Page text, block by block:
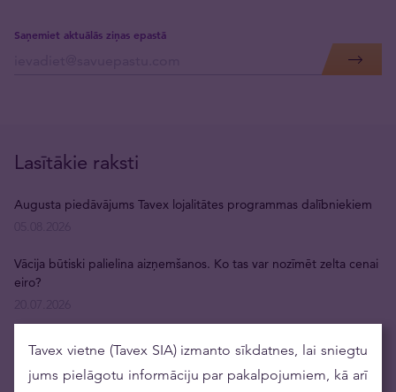
Saņemiet aktuālās ziņas epastā
Lasītākie raksti
Augusta piedāvājums Tavex lojalitātes programmas dalībniekiem
Vācija būtiski palielina aizņemšanos. Ko tas var nozīmēt zelta cenai
eiro?
Argor-Heraeus pirmo reizi pēc daudziem gadiem atjauno savu
investīciju dārgmetālu stieņu dizainu
16.07.2026
Tavex vietne (Tavex SIA) izmanto sīkdatnes, lai sniegtu
jums pielāgotu informāciju par pakalpojumiem, kā arī